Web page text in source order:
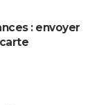
: envoyer